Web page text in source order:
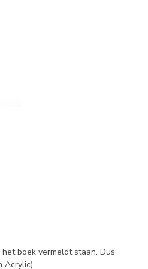
boek vermeldt staan. Dus
Acrylic).